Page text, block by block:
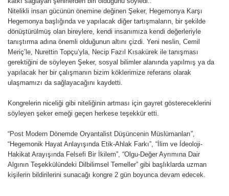
Nitelikli insan gücünün önemine değinen Şeker, Hegemonya Karşı
Hegemonya başlığında ve yapılacak diğer tartışmaların, bir şekilde
dönüştürülmüş olan bireylere, kendi insanımıza kendi değerleriyle
tanıştırma adına önemli olduğunun altını çizdi. Yeni neslin, Cemil
Meriç’le, Nurettin Topçu’yla, Necip Fazıl Kısakürek ile tanışması
gerektiğini de söyleyen Şeker, sosyal bilimler alanında yapılmış ya da
yapılacak her bir çalışmanın bizim köklerimize referans olarak
ulaşmamızı da sağlayacağını kaydetti.
Kongrelerin niceliği gibi niteliğinin artması için gayret göstereceklerini
söyleyen şeker emeği geçen herkese teşekkür etti.
“Post Modern Dönemde Oryantalist Düşüncenin Müslümanları”,
“Hegemonik Hayat Anlayışında Etik-Ahlak Farkı”, “İlim ve İdeoloji-
Hakikat Arayışında Felsefi Bir İkilem”, “Olgu-Değer Ayrımına Dair
Algının Teşekkülündeki Dilbilimsel Temeller” gibi başlıklarda uzman
kişilerin bildirilerini sunacağı kongre 2 gün boyunca devam edecek.